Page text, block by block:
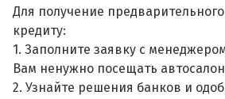
Для получение
кредиту:
1. Заполните заявку с
Вам ненужно посещать
2. Узнайте решения банков и